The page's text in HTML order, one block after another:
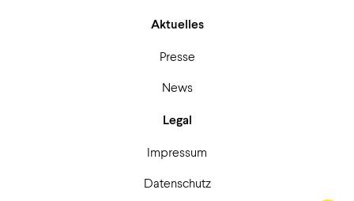
Aktuelles
Presse
News
Legal
Impressum
Datenschutz